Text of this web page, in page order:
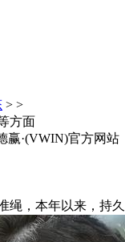
> >
方面
赢·(VWIN)官方网
本年以来，持久